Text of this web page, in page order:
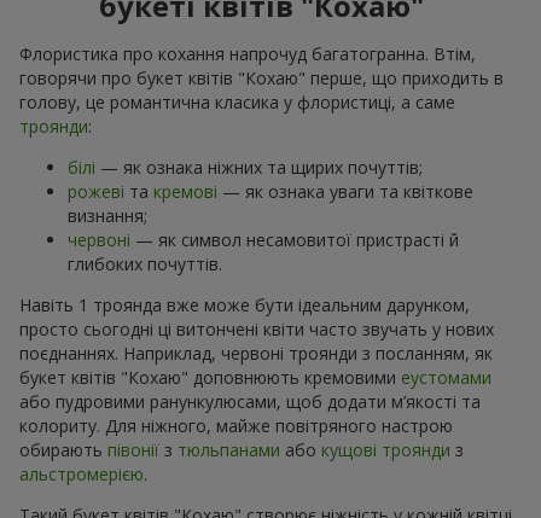
Флористика про кохання напрочуд багатогранна. Втім,
говорячи про букет квітів "Кохаю" перше, що приходить в
голову, це романтична класика у флористиці, а саме
троянди:
білі — як ознака ніжних та щирих почуттів;
рожеві та кремові — як ознака уваги та квіткове
визнання;
червоні — як символ несамовитої пристрасті й
глибоких почуттів.
Навіть 1 троянда вже може бути ідеальним дарунком,
просто сьогодні ці витончені квіти часто звучать у нових
поєднаннях. Наприклад, червоні троянди з посланням, як
букет квітів "Кохаю" доповнюють кремовими еустомами
або пудровими ранункулюсами, щоб додати м’якості та
колориту. Для ніжного, майже повітряного настрою
обирають півонії з тюльпанами або кущові троянди з
альстромерією.